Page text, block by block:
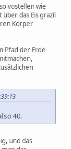
vostellen wie
das Eis grazil
Körper
Pfad der Erde
40.
und das